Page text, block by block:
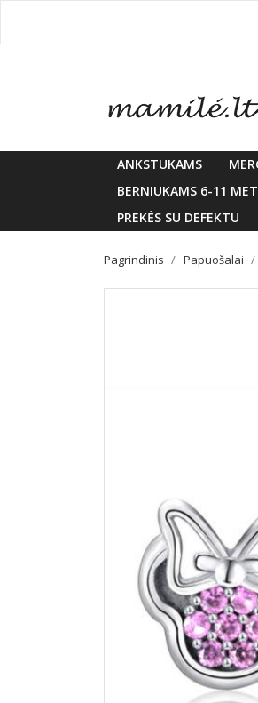
ANKSTUKAMS
BERNIUKAMS 6-11
PREKĖS SU DEFEKTU
Pagrindinis Papuošalai